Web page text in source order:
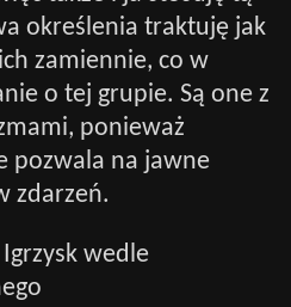
określenia traktuję jak
zamiennie, co w
o tej grupie. Są one z
ponieważ
pozwala na jawne
zdarzeń.
wedle